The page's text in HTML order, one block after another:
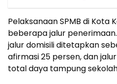
Pelaksanaan SPMB di Kota
beberapa jalur
jalur domisili ditetapkan
afirmasi 25 persen, dan
total daya tampung